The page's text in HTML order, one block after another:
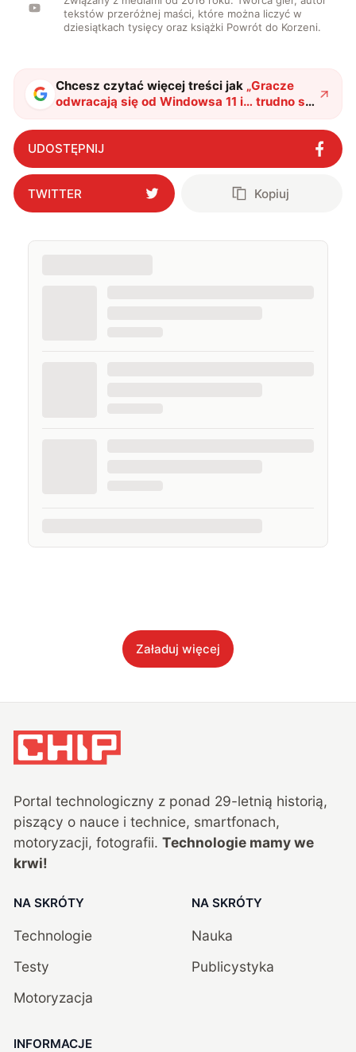
tekstów przeróżnej maści, które można liczyć w
dziesiątkach tysięcy oraz książki Powrót do Korzeni.
Chcesz czytać więcej treści jak „Gracze
odwracają się od Windowsa 11 i… trudno się
temu dziwić"?
UDOSTĘPNIJ
TWITTER Kopiuj
Załaduj więcej
Portal technologiczny z ponad 29-letnią historią,
piszący o nauce i technice, smartfonach,
motoryzacji, fotografii. Technologie mamy we
krwi!
NA SKRÓTY
Technologie
Testy
Motoryzacja
NA SKRÓTY
Nauka
Publicystyka
INFORMACJE